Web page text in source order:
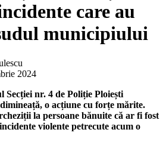
care au
municipiului
2024
Secției nr. 4 de Poliție Ploiești
o acțiune cu forțe mărite.
la persoane bănuite că ar fi fost
violente petrecute acum o